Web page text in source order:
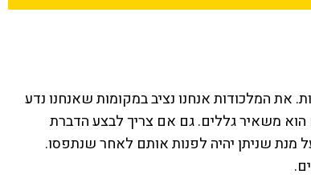
את המלכודות אנחנו נציב במקומות שאנחנו נדע
הוא משאיר גללים. גם אם צריך לבצע הדברת
מנת שניתן יהיה לפנות אותם לאחר שנתפסו.